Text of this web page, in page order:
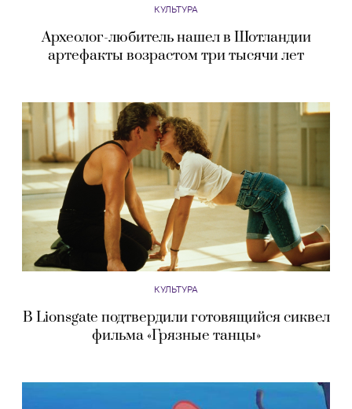
КУЛЬТУРА
Археолог-любитель нашел в Шотландии
артефакты возрастом три тысячи лет
КУЛЬТУРА
В Lionsgate подтвердили готовящийся сиквел
фильма «Грязные танцы»